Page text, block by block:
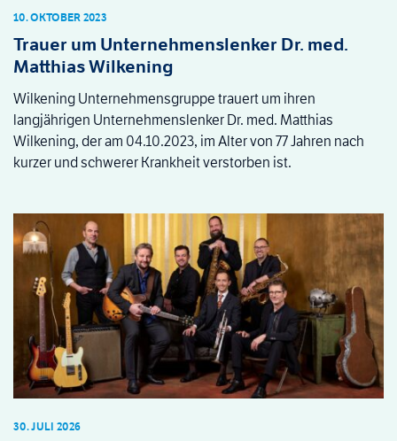
Trauer um Unternehmenslenker Dr. med.
Matthias Wilkening
10. OKTOBER 2023
Wilkening Unternehmensgruppe trauert um ihren
langjährigen Unternehmenslenker Dr. med. Matthias
Wilkening, der am 04.10.2023, im Alter von 77 Jahren nach
kurzer und schwerer Krankheit verstorben ist.
30. JULI 2026